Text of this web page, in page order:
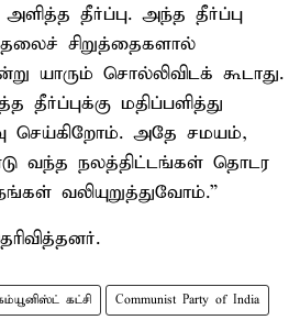
அளித்த தீர்ப்பு. அந்த தீர்ப்பு
சிறுத்தைகளால்
யாரும் சொல்லிவிடக் கூடாது.
மதிப்பளித்து
செய்கிறோம். அதே சமயம்,
வந்த நலத்திட்டங்கள் தொடர
வலியுறுத்துவோம்.”
கட்சி Communist Party of India